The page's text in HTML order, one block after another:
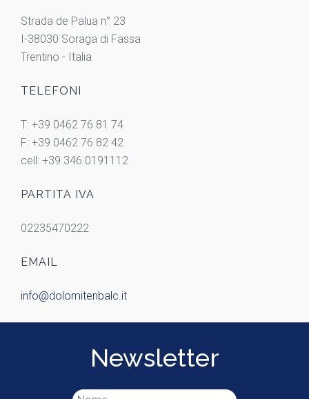
Strada de Palua n° 23
I-38030 Soraga di Fassa
Trentino - Italia
TELEFONI
T: +39 0462 76 81 74
F: +39 0462 76 82 42
cell: +39 346 0191112
PARTITA IVA
02235470222
EMAIL
info@dolomitenbalc.it
Newsletter